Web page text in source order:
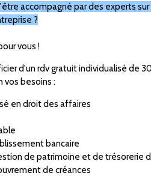
accompagné par des experts
?
vous!
d'unrdv gratuit individualisé de
vos besoins:
en droit des affaires
bancaire
de patrimoine et de trésorerie
de créances